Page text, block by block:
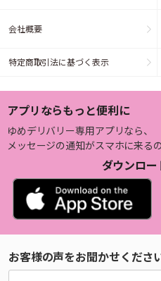
会社概要
特定商取引法に基づく表示
アプリならもっと便利に
ゆめデリバリー専用アプリなら、
メッセージの通知がスマホに来る
ダウンロー
お客様の声をお聞かせくださ